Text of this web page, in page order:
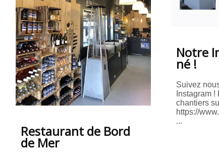
Restaurant de Bord
de Mer
Notre
né !
Suivez
Instagram
chantiers
https://
...